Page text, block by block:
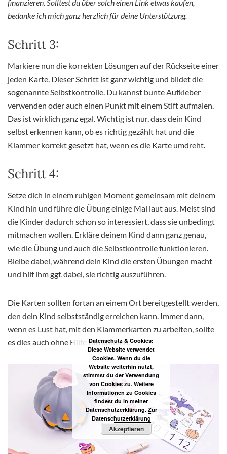
finanzieren. Solltest du über solch einen Link etwas kaufen,
bedanke ich mich ganz herzlich für deine Unterstützung.
Schritt 3:
Markiere nun die korrekten Lösungen auf der Rückseite einer
jeden Karte. Dieser Schritt ist ganz wichtig und bildet die
sogenannte Selbstkontrolle. Du kannst bunte Aufkleber
verwenden oder auch einen Punkt mit einem Stift aufmalen.
Das ist wirklich ganz egal. Wichtig ist nur, dass dein Kind
selbst erkennen kann, ob es richtig gezählt hat und die
Klammer korrekt gesetzt hat, wenn es die Karte umdreht.
Schritt 4:
Setze dich in einem ruhigen Moment gemeinsam mit deinem
Kind hin und führe die Übung einige Mal laut aus. Meist sind
die Kinder dadurch schon so interessiert, dass sie unbedingt
mitmachen wollen. Erkläre deinem Kind dann ganz genau,
wie die Übung und auch die Selbstkontrolle funktionieren.
Bleibe dabei, während dein Kind die ersten Übungen macht
und hilf ihm ggf. dabei, sie richtig auszuführen.
Die Karten sollten fortan an einem Ort bereitgestellt werden,
den dein Kind selbstständig erreichen kann. Immer dann,
wenn es Lust hat, mit den Klammerkarten zu arbeiten, sollte
es dies auch ohne Hilfe tun können.
Datenschutz & Cookies:
Diese Website verwendet
Cookies. Wenn du die
Website weiterhin nutzt,
stimmst du der Verwendung
von Cookies zu. Weitere
Informationen zu Cookies
findest du in meiner
Datenschutzerklärung. Zur
Datenschutzerklärung
Akzeptieren